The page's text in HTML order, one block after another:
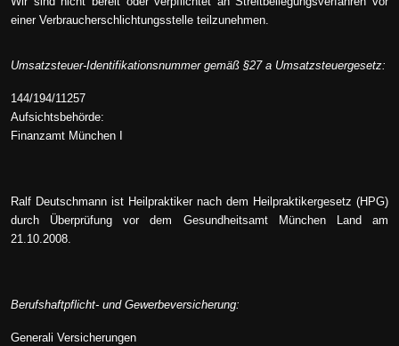
einer Verbraucherschlichtungsstelle teilzunehmen.
Umsatzsteuer-Identifikationsnummer gemäß §27 a Umsatzsteuergesetz:
144/194/11257
Aufsichtsbehörde:
Finanzamt München I
Ralf Deutschmann ist Heilpraktiker nach dem Heilpraktikergesetz (HPG)
durch Überprüfung vor dem Gesundheitsamt München Land am
21.10.2008.
Berufshaftpflicht- und Gewerbeversicherung:
Generali Versicherungen